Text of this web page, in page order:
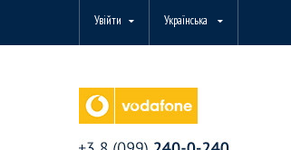
Увійти Українська